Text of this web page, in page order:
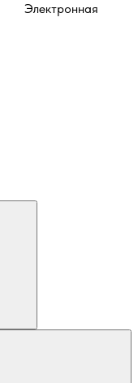
Электронная